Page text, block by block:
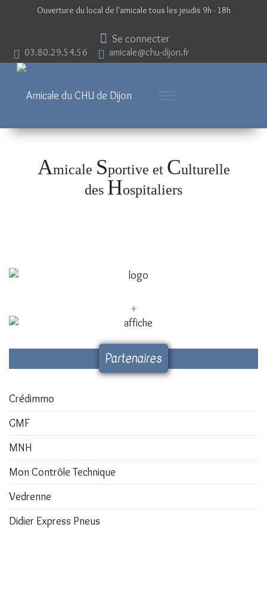
Ouverture du local de l'amicale tous les jeudis 9h - 18h
Se connecter
03.80.29.54.56 amicale@chu-dijon.fr
Amicale Sportive et Culturelle
des Hospitaliers
+
Partenaires
Crédimmo
GMF
MNH
Mon Contrôle Technique
Vedrenne
Didier Express Pneus